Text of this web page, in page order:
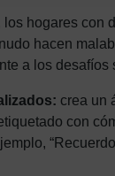
hogares con
hacen
a los desafíos
crea un
con